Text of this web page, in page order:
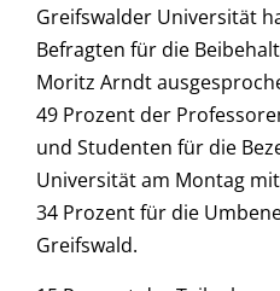
Greifswalder Universität
Befragten für die
Moritz Arndt
49 Prozent der
und Studenten für die
Universität am Montag
34 Prozent für die
Greifswald.